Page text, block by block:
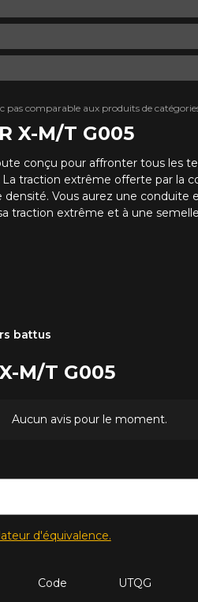
X-M/T G005
conçu pour affronter tous les
traction extrême offerte par la
Vous aurez une
traction extrême et à une
comparable aux produits de
battus
M/T G005
Aucun avis pour le moment.
d'équivalence.
Code UTQG